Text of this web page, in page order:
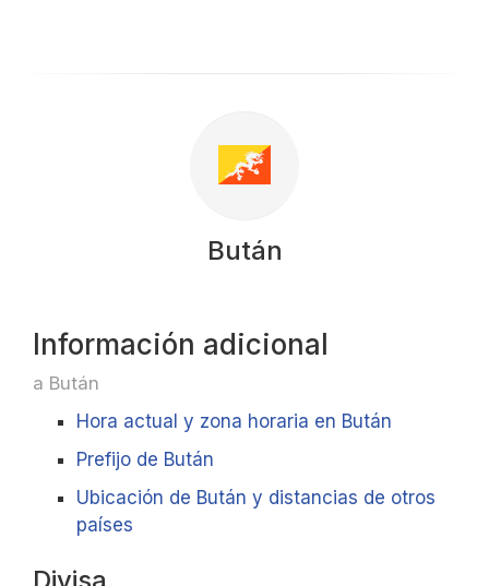
Bután
Información adicional
a Bután
Hora actual y zona horaria en Bután
Prefijo de Bután
Ubicación de Bután y distancias de otros
países